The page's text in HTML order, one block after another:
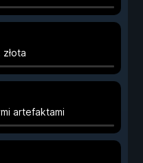
artefaktami